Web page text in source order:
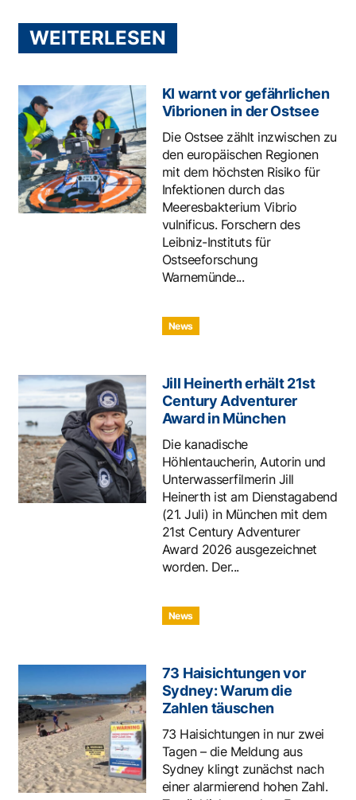
WEITERLESEN
KI warnt vor gefährlichen
Vibrionen in der Ostsee
Die Ostsee zählt inzwischen zu
den europäischen Regionen
mit dem höchsten Risiko für
Infektionen durch das
Meeresbakterium Vibrio
vulnificus. Forschern des
Leibniz-Instituts für
Ostseeforschung
Warnemünde...
News
Jill Heinerth erhält 21st
Century Adventurer
Award in München
Die kanadische
Höhlentaucherin, Autorin und
Unterwasserfilmerin Jill
Heinerth ist am Dienstagabend
(21. Juli) in München mit dem
21st Century Adventurer
Award 2026 ausgezeichnet
worden. Der...
News
73 Haisichtungen vor
Sydney: Warum die
Zahlen täuschen
73 Haisichtungen in nur zwei
Tagen – die Meldung aus
Sydney klingt zunächst nach
einer alarmierend hohen Zahl.